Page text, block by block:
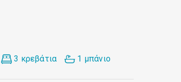
3 κρεβάτια 1 μπάνιο